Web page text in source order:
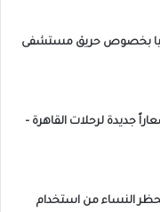
بخصوص حريق مستشفى
جديدة لرحلات القاهرة –
النساء من استخدام